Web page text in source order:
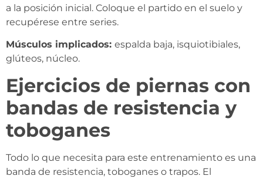
a la posición inicial. Coloque el partido en el suelo y
recupérese entre series.
Músculos implicados: espalda baja, isquiotibiales,
glúteos, núcleo.
Ejercicios de piernas con
bandas de resistencia y
toboganes
Todo lo que necesita para este entrenamiento es una
banda de resistencia, toboganes o trapos. El